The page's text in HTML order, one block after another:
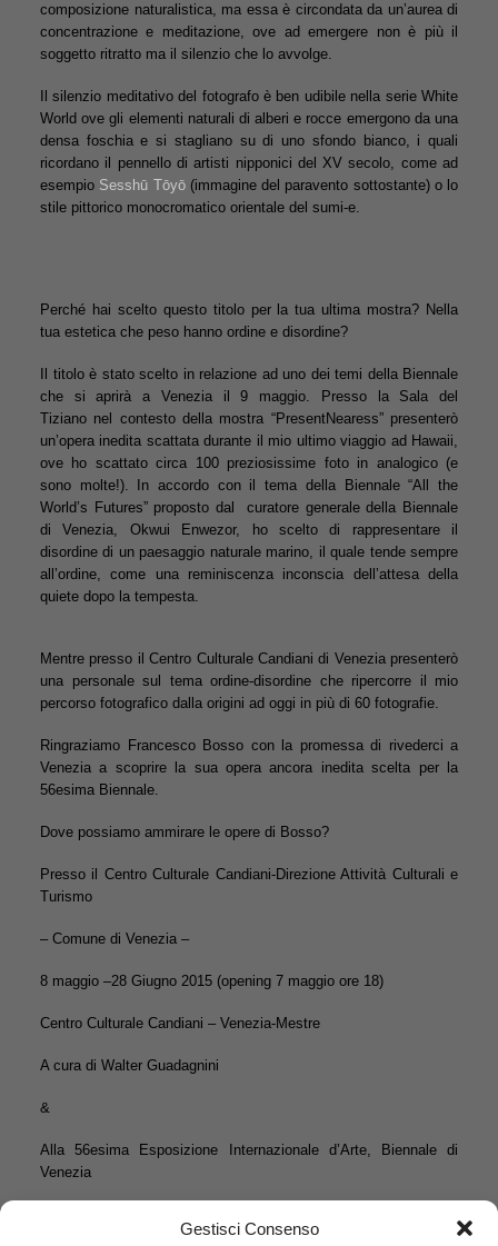
Gestisci Consenso
composizione naturalistica, ma essa è circondata da un’aurea di
concentrazione e meditazione, ove ad emergere non è più il
soggetto ritratto ma il silenzio che lo avvolge.
Il silenzio meditativo del fotografo è ben udibile nella serie White
World ove gli elementi naturali di alberi e rocce emergono da una
densa foschia e si stagliano su di uno sfondo bianco, i quali
ricordano il pennello di artisti nipponici del XV secolo, come ad
esempio Sesshū Tōyō(immagine del paravento sottostante) o lo
stile pittorico monocromatico orientale del sumi-e.
Perché hai scelto questo titolo per la tua ultima mostra? Nella
tua estetica che peso hanno ordine e disordine?
Il titolo è stato scelto in relazione ad uno dei temi della Biennale
che si aprirà a Venezia il 9 maggio. Presso la Sala del
Tiziano nel contesto della mostra “PresentNearess” presenterò
un’opera inedita scattata durante il mio ultimo viaggio ad Hawaii,
ove ho scattato circa 100 preziosissime foto in analogico (e
sono molte!). In accordo con il tema della Biennale “All the
World’s Futures” proposto dal curatore generale della Biennale
di Venezia, Okwui Enwezor, ho scelto di rappresentare il
disordine di un paesaggio naturale marino, il quale tende sempre
all’ordine, come una reminiscenza inconscia dell’attesa della
quiete dopo la tempesta.
Mentre presso il Centro Culturale Candiani di Venezia presenterò
una personale sul tema ordine-disordine che ripercorre il mio
percorso fotografico dalla origini ad oggi in più di 60 fotografie.
Ringraziamo Francesco Bosso con la promessa di rivederci a
Venezia a scoprire la sua opera ancora inedita scelta per la
56esima Biennale.
Dove possiamo ammirare le opere di Bosso?
Presso il Centro Culturale Candiani-Direzione Attività Culturali e
Turismo
– Comune di Venezia –
8 maggio –28 Giugno 2015 (opening 7 maggio ore 18)
Centro Culturale Candiani – Venezia-Mestre
A cura di Walter Guadagnini
&
Alla 56esima Esposizione Internazionale d’Arte, Biennale di
Venezia